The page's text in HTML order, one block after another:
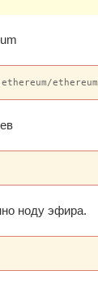
ethereum
ноду эфира.